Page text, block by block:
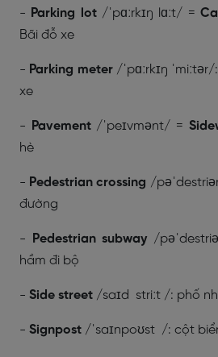
- Parking lot/ˈpɑːrkɪŋ lɑːt/ =
Bãi đỗ xe
- Parking meter/ˈpɑːrkɪŋ
xe
- Pavement /ˈpeɪvmənt/ =
hè
- Pedestrian crossing /
đường
- Pedestrian subway /
hầm đi bộ
- Side street /saɪd striːt /: phố
- Signpost /ˈsaɪnpoʊst /: cột